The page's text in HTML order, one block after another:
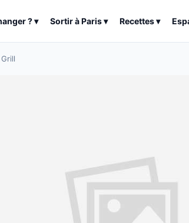
?▾ Sortir àParis▾ Recettes▾